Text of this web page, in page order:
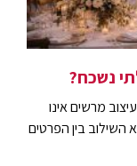
נשכח?
מרשים אינו
השילוב בין הפרטים